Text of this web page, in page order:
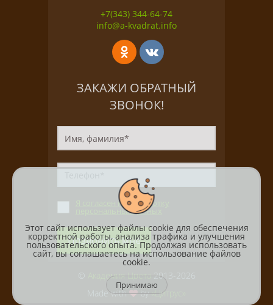
+7(343) 344-64-74
info@a-kvadrat.info
ЗАКАЖИ ОБРАТНЫЙ
ЗВОНОК!
Я согласен на обработку
персональных данных
Позвонить мне
Академия Цвета2013-2026
Made with
by«Цитрус»
Этот сайт использует файлы cookie для обеспечения
корректной работы, анализа трафика и улучшения
пользовательского опыта. Продолжая использовать
сайт, вы соглашаетесь на использование файлов
cookie.
Принимаю